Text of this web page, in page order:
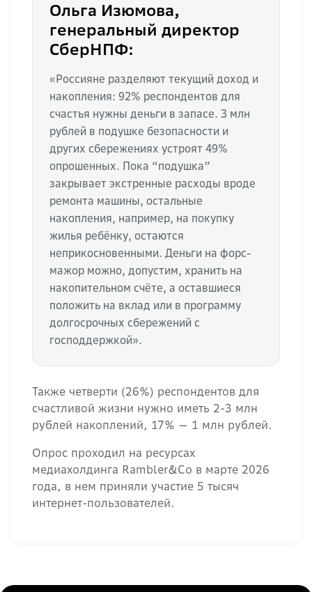
Ольга Изюмова,
генеральный директор
СберНПФ:
«Россияне разделяют текущий доход и
накопления: 92% респондентов для
счастья нужны деньги в запасе. 3 млн
рублей в подушке безопасности и
других сбережениях устроят 49%
опрошенных. Пока “подушка”
закрывает экстренные расходы вроде
ремонта машины, остальные
накопления, например, на покупку
жилья ребёнку, остаются
неприкосновенными. Деньги на форс-
мажор можно, допустим, хранить на
накопительном счёте, а оставшиеся
положить на вклад или в программу
долгосрочных сбережений с
господдержкой».
Также четверти (26%) респондентов для
счастливой жизни нужно иметь 2-3 млн
рублей накоплений, 17% — 1 млн рублей.
Опрос проходил на ресурсах
медиахолдинга Rambler&Co в марте 2026
года, в нем приняли участие 5 тысяч
интернет-пользователей.